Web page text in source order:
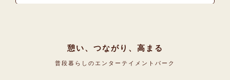
憩い、つながり、高まる
普段暮らしのエンターテイメントパーク